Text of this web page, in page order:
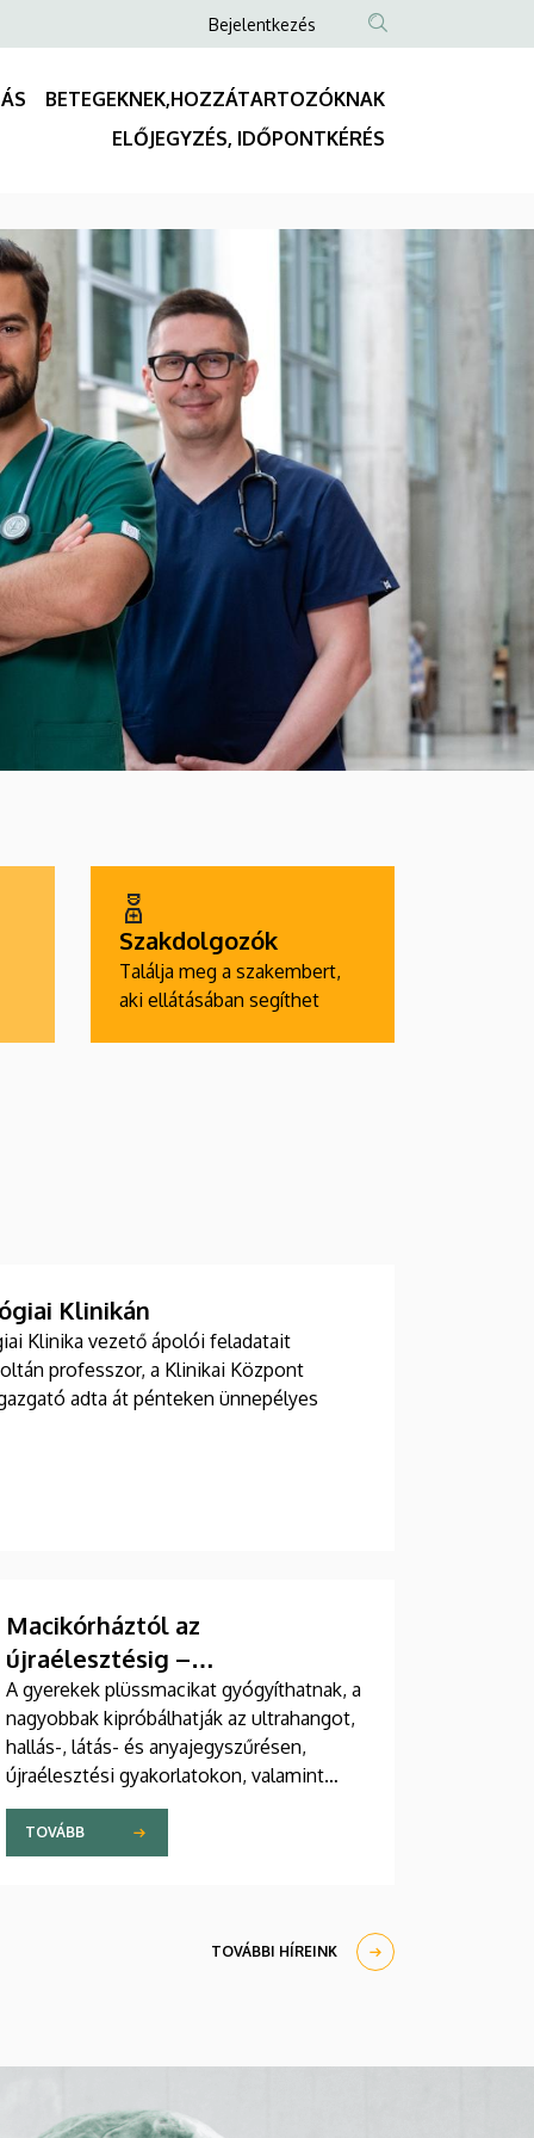
Anonim
fiók
menüje
Bejelentkezés
BETEGEKNEK,HOZZÁTARTOZÓKNAK
ELŐJEGYZÉS, IDŐPONTKÉRÉS
Szakdolgozók
Találja meg a szakembert,
aki ellátásában segíthet
Klinikán
Klinika vezető ápolói feladatait
professzor, a Klinikai Központ
adta át pénteken ünnepélyes
Macikórháztól az
újraélesztésig –
egészségprogramok a
Campuson
A gyerekek plüssmacikat gyógyíthatnak, a
nagyobbak kipróbálhatják az ultrahangot,
hallás-, látás- és anyajegyszűrésen,
újraélesztési gyakorlatokon, valamint
zeneterápiás és a mentális egészséget
támogató prevenciós foglalkozásokon is
részt vehetnek a július 22-én kezdődő
Általános Orvostudományi Kar sokszínű
Terápiás Központban.
TOVÁBB
TOVÁBBI HÍREINK